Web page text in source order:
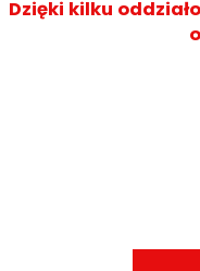
Dzięki kilku